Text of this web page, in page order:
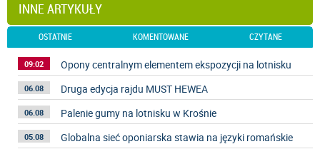
INNE ARTYKUŁY
OSTATNIE KOMENTOWANE CZYTANE
09:02 Opony centralnym elementem ekspozycji na lotnisku
06.08 Druga edycja rajdu MUST HEWEA
06.08 Palenie gumy na lotnisku w Krośnie
05.08 Globalna sieć oponiarska stawia na języki romańskie